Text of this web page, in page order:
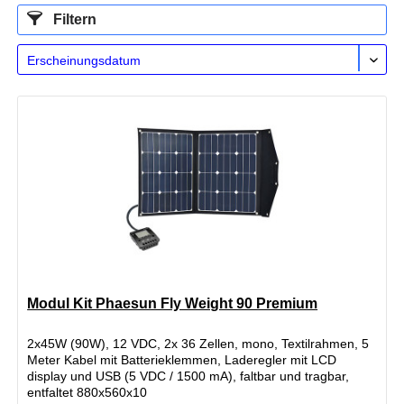
Filtern
Modul Kit Phaesun Fly Weight 90 Premium
2x45W (90W), 12 VDC, 2x 36 Zellen, mono, Textilrahmen, 5
Meter Kabel mit Batterieklemmen, Laderegler mit LCD
display und USB (5 VDC / 1500 mA), faltbar und tragbar,
entfaltet 880x560x10